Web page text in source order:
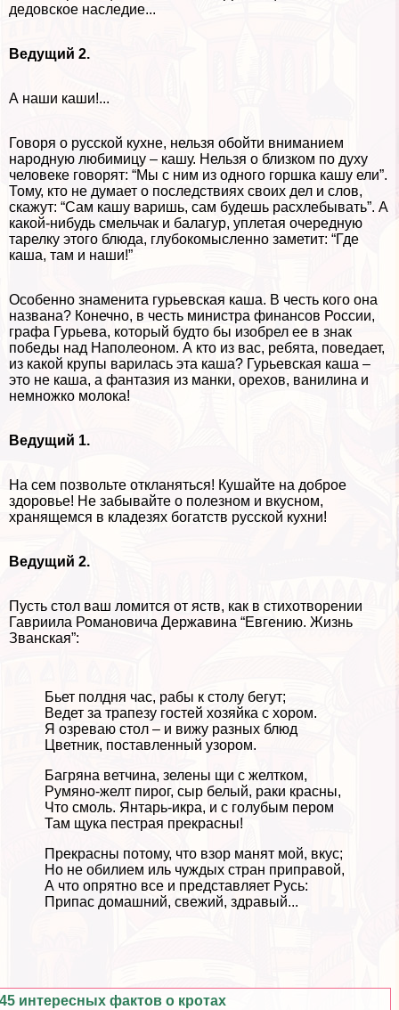
дедовское наследие...
Ведущий 2.
А наши каши!...
Говоря о русской кухне, нельзя обойти вниманием
народную любимицу – кашу. Нельзя о близком по духу
человеке говорят: “Мы с ним из одного горшка кашу ели”.
Тому, кто не думает о последствиях своих дел и слов,
скажут: “Сам кашу варишь, сам будешь расхлебывать”. А
какой-нибудь смельчак и балагур, уплетая очередную
тарелку этого блюда, глубокомысленно заметит: “Где
каша, там и наши!”
Особенно знаменита гурьевская каша. В честь кого она
названа? Конечно, в честь министра финансов России,
графа Гурьева, который будто бы изобрел ее в знак
победы над Наполеоном. А кто из вас, ребята, поведает,
из какой крупы варилась эта каша? Гурьевская каша –
это не каша, а фантазия из манки, орехов, ванилина и
немножко молока!
Ведущий 1.
На сем позвольте откланяться! Кушайте на доброе
здоровье! Не забывайте о полезном и вкусном,
хранящемся в кладезях богатств русской кухни!
Ведущий 2.
Пусть стол ваш ломится от яств, как в стихотворении
Гавриила Романовича Державина “Евгению. Жизнь
Званская”:
Бьет полдня час, paбы к столу бегут;
Ведет за трапезу гостей хозяйка с хором.
Я озреваю стол – и вижу разных блюд
Цветник, поставленный узором.
Багряна ветчина, зелены щи с желтком,
Румяно-желт пирог, сыр белый, paки красны,
Что смоль. Янтарь-икра, и с гoлyбым пером
Там щука пестрая прекрасны!
Прекрасны потому, что взор манят мой, вкус;
Но не обилием иль чуждых стран приправой,
А что опрятно все и представляет Русь:
Припас домашний, свежий, здравый...
45 интересных фактов о кротах